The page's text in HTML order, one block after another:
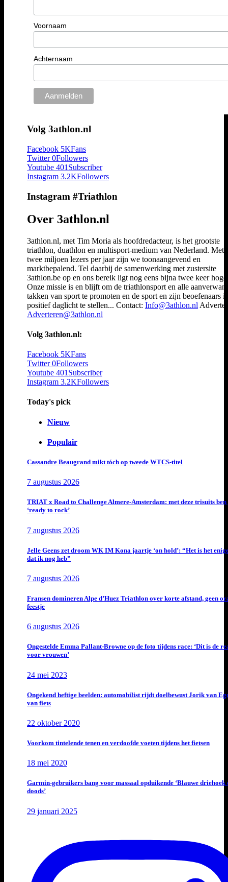
Voornaam
Achternaam
Volg 3athlon.nl
Facebook 5KFans
Twitter 0Followers
Youtube 401 Subscriber
Instagram 3.2KFollowers
Instagram #Triathlon
Over 3athlon.nl
3athlon.nl, met Tim Moria als hoofdredacteur, is het grootste
triathlon, duathlon en multisport-medium van Nederland. Met
twee miljoen lezers per jaar zijn we toonaangevend en
marktbepalend. Tel daarbij de samenwerking met zustersite
3athlon.be op en ons bereik ligt nog eens bijna twee keer
Onze missie is en blijft om de triathlonsport en alle
takken van sport te promoten en de sport en zijn beoefenaars
positief daglicht te stellen... Contact: Info@3athlon.nl
Adverteren@3athlon.nl
Volg 3athlon.nl:
Facebook 5KFans
Twitter 0Followers
Youtube 401 Subscriber
Instagram 3.2KFollowers
Today's pick
Nieuw
Populair
Cassandre Beaugrand mikt tóch op tweede WTCS-titel
7 augustus 2026
TRIAT x Road to Challenge Almere-Amsterdam: met deze trisuits ben
‘ready to rock’
7 augustus 2026
Jelle Geens zet droom WK IM Kona jaartje ‘on hold’: “Het is het
dat ik nog heb”
7 augustus 2026
Fransen domineren Alpe d’Huez Triathlon over korte afstand, geen
feestje
6 augustus 2026
Ongestelde Emma Pallant-Browne op de foto tijdens race: ‘Dit is de
voor vrouwen’
24 mei 2023
Ongekend heftige beelden: automobilist rijdt doelbewust Jorik van
van fiets
22 oktober 2020
Voorkom tintelende tenen en verdoofde voeten tijdens het fietsen
18 mei 2020
Garmin-gebruikers bang voor massaal opduikende ‘Blauwe driehoek
doods’
29 januari 2025